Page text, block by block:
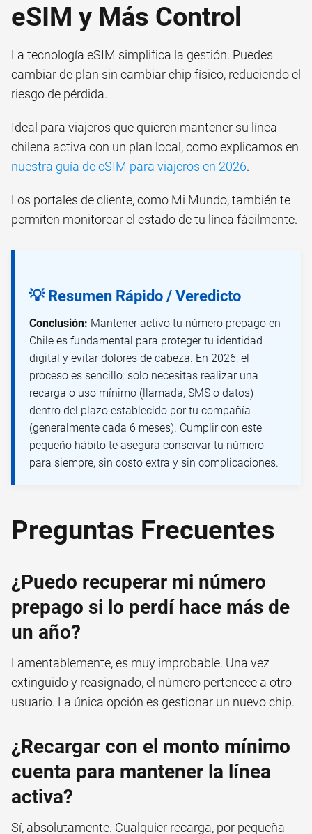
eSIM y Más Control
La tecnología eSIM simplifica la gestión. Puedes
cambiar de plan sin cambiar chip físico, reduciendo el
riesgo de pérdida.
Ideal para viajeros que quieren mantener su línea
chilena activa con un plan local, como explicamos en
nuestra guía de eSIM para viajeros en 2026.
Los portales de cliente, como Mi Mundo, también te
permiten monitorear el estado de tu línea fácilmente.
💡 Resumen Rápido / Veredicto
Conclusión: Mantener activo tu número prepago en
Chile es fundamental para proteger tu identidad
digital y evitar dolores de cabeza. En 2026, el
proceso es sencillo: solo necesitas realizar una
recarga o uso mínimo (llamada, SMS o datos)
dentro del plazo establecido por tu compañía
(generalmente cada 6 meses). Cumplir con este
pequeño hábito te asegura conservar tu número
para siempre, sin costo extra y sin complicaciones.
Preguntas Frecuentes
¿Puedo recuperar mi número
prepago si lo perdí hace más de
un año?
Lamentablemente, es muy improbable. Una vez
extinguido y reasignado, el número pertenece a otro
usuario. La única opción es gestionar un nuevo chip.
¿Recargar con el monto mínimo
cuenta para mantener la línea
activa?
Sí, absolutamente. Cualquier recarga, por pequeña